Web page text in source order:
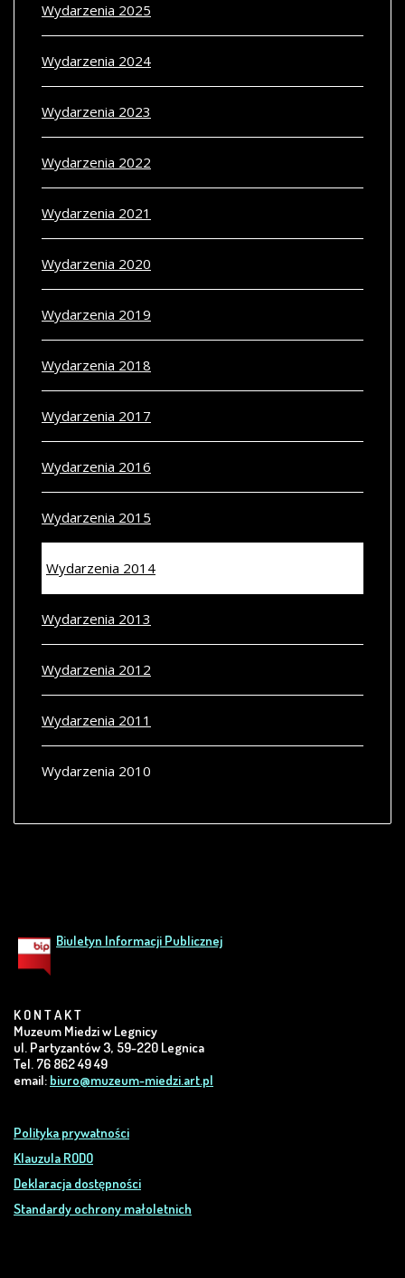
Wydarzenia 2025
Wydarzenia 2024
Wydarzenia 2023
Wydarzenia 2022
Wydarzenia 2021
Wydarzenia 2020
Wydarzenia 2019
Wydarzenia 2018
Wydarzenia 2017
Wydarzenia 2016
Wydarzenia 2015
Wydarzenia 2014
Wydarzenia 2013
Wydarzenia 2012
Wydarzenia 2011
Wydarzenia 2010
Biuletyn Informacji Publicznej
K O N T A K T
Muzeum Miedzi w Legnicy
ul. Partyzantów 3, 59-220 Legnica
Tel. 76 862 49 49
email: biuro@muzeum-miedzi.art.pl
Polityka prywatności
Klauzula RODO
Deklaracja dostępności
Standardy ochrony małoletnich